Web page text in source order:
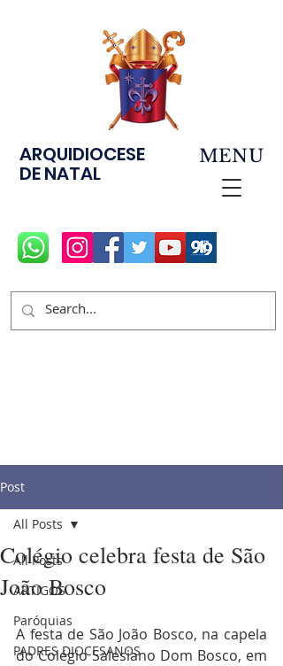
ARQUIDIOCESE
DE NATAL
MENU
Post
All Posts
ARTIGOS
Paróquias
PADRES DIOCESANOS
All Posts
Colégio celebra festa de São
João Bosco
A festa de São João Bosco, na capela
do Colégio Salesiano Dom Bosco, em